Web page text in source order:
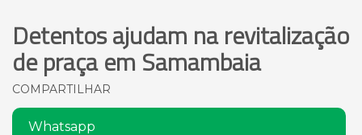
Detentos ajudam na revitalização
de praça em Samambaia
COMPARTILHAR
Whatsapp